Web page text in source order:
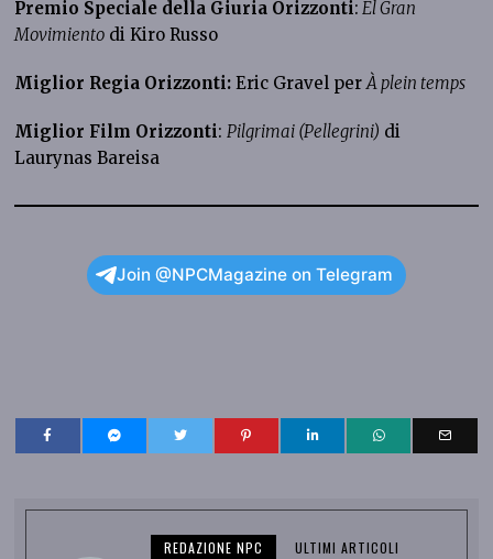
Premio Speciale della Giuria Orizzonti: El Gran
Movimiento di Kiro Russo
Miglior Regia Orizzonti: Eric Gravel perÀ plein temps
Miglior Film Orizzonti: Pilgrimai (Pellegrini) di
Laurynas Bareisa
Join @NPCMagazine on Telegram
REDAZIONE NPC ULTIMI ARTICOLI